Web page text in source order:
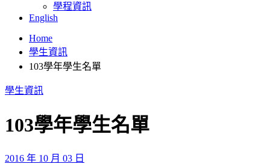
學程資訊
English
Home
學生資訊
103學年學生名單
學生資訊
103學年學生名單
2016 年 10 月 03 日